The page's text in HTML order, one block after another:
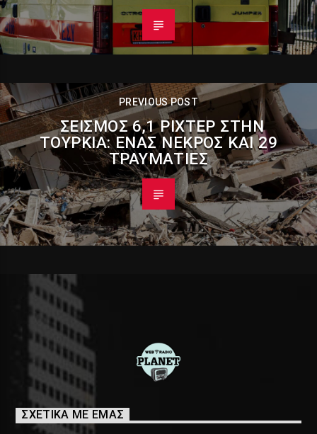
PREVIOUS POST
ΣΕΙΣΜΌΣ 6,1 ΡΊΧΤΕΡ ΣΤΗΝ
ΤΟΥΡΚΊΑ: ΈΝΑΣ ΝΕΚΡΌΣ ΚΑΙ 29
ΤΡΑΥΜΑΤΊΕΣ
ΣΧΕΤΙΚΑ ΜΕ ΕΜΑΣ